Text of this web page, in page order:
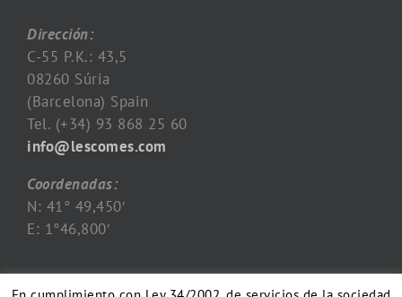
Dirección:
C-55 P.K.: 43,5
08260 Súria
(Barcelona) Spain
Tel. (+34) 93 868 25 60
info@lescomes.com
Coordenadas:
N: 41° 49,450′
E: 1°46,800′